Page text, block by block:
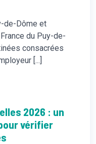
de-Dôme et
du Puy-de-
consacrées
[...]
2026 : un
vérifier